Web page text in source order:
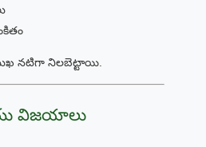
నటిగా నిలబెట్టాయి.
విజయాలు